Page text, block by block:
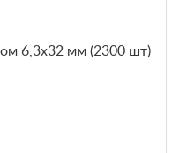
6,3х32 мм (2300 шт)